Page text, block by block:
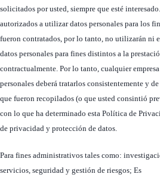
solicitados por usted, siempre que esté
autorizados a utilizar datos personales para los
fueron contratados, por lo tanto, no utilizarán ni
datos personales para fines distintos a la
contractualmente. Por lo tanto, cualquier
personales deberá tratarlos consistentemente y
que fueron recopilados (o que usted consintió
con lo que ha determinado esta Política de
de privacidad y protección de datos.
Para fines administrativos tales como:
servicios, seguridad y gestión de riesgos; Es